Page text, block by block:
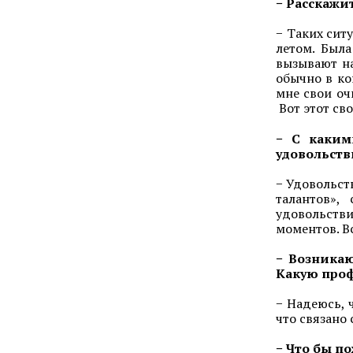
− Таких
летом.
вызывают
обычно в
мне свои
Вот этот
− С
−
моментов.
−
Какую
− Надеюсь,
что
− Что бы